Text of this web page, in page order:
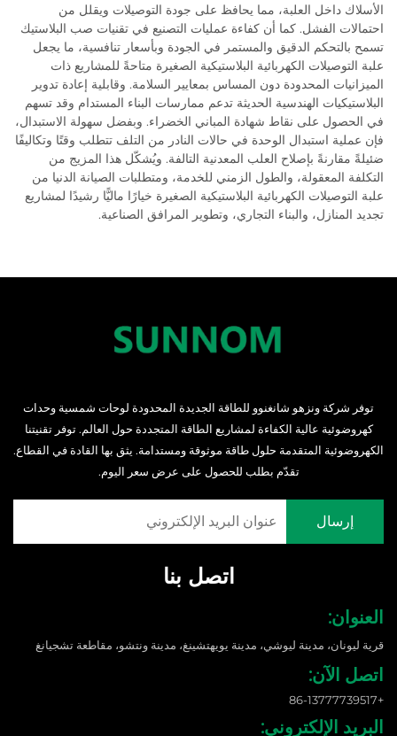
الأسلاك داخل العلبة، مما يحافظ على جودة التوصيلات ويقلل من
احتمالات الفشل. كما أن كفاءة عمليات التصنيع في تقنيات صب البلاستيك
تسمح بالتحكم الدقيق والمستمر في الجودة وبأسعار تنافسية، ما يجعل
علبة التوصيلات الكهربائية البلاستيكية الصغيرة متاحةً للمشاريع ذات
الميزانيات المحدودة دون المساس بمعايير السلامة. وقابلية إعادة تدوير
البلاستيكيات الهندسية الحديثة تدعم ممارسات البناء المستدام وقد تسهم
في الحصول على نقاط شهادة المباني الخضراء. وبفضل سهولة الاستبدال،
فإن عملية استبدال الوحدة في حالات النادر من التلف تتطلب وقتًا وتكاليفًا
ضئيلةً مقارنةً بإصلاح العلب المعدنية التالفة. ويُشكّل هذا المزيج من
التكلفة المعقولة، والطول الزمني للخدمة، ومتطلبات الصيانة الدنيا من
علبة التوصيلات الكهربائية البلاستيكية الصغيرة خيارًا ماليًّا رشيدًا لمشاريع
تجديد المنازل، والبناء التجاري، وتطوير المرافق الصناعية.
توفر شركة ونزهو شانغنوو للطاقة الجديدة المحدودة لوحات شمسية وحدات
كهروضوئية عالية الكفاءة لمشاريع الطاقة المتجددة حول العالم. توفر تقنيتنا
الكهروضوئية المتقدمة حلول طاقة موثوقة ومستدامة. يثق بها القادة في القطاع.
تقدّم بطلب للحصول على عرض سعر اليوم.
اتصل بنا
العنوان:
قرية ليونان، مدينة ليوشي، مدينة يويهتشينغ، مدينة ونتشو، مقاطعة تشجيانغ
اتصل الآن:
+86-13777739517
البريد الإلكتروني: